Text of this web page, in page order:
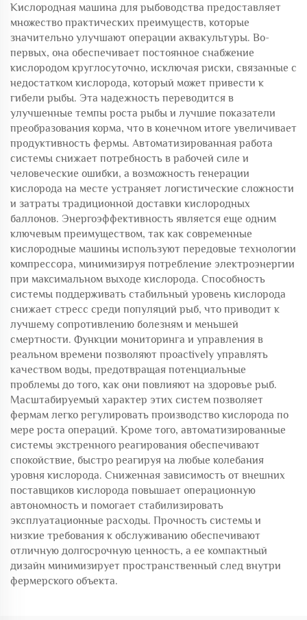
Кислородная машина для рыбоводства предоставляет
множество практических преимуществ, которые
значительно улучшают операции аквакультуры. Во-
первых, она обеспечивает постоянное снабжение
кислородом круглосуточно, исключая риски, связанные с
недостатком кислорода, который может привести к
гибели рыбы. Эта надежность переводится в
улучшенные темпы роста рыбы и лучшие показатели
преобразования корма, что в конечном итоге увеличивает
продуктивность фермы. Автоматизированная работа
системы снижает потребность в рабочей силе и
человеческие ошибки, а возможность генерации
кислорода на месте устраняет логистические сложности
и затраты традиционной доставки кислородных
баллонов. Энергоэффективность является еще одним
ключевым преимуществом, так как современные
кислородные машины используют передовые технологии
компрессора, минимизируя потребление электроэнергии
при максимальном выходе кислорода. Способность
системы поддерживать стабильный уровень кислорода
снижает стресс среди популяций рыб, что приводит к
лучшему сопротивлению болезням и меньшей
смертности. Функции мониторинга и управления в
реальном времени позволяют проactively управлять
качеством воды, предотвращая потенциальные
проблемы до того, как они повлияют на здоровье рыб.
Масштабируемый характер этих систем позволяет
фермам легко регулировать производство кислорода по
мере роста операций. Кроме того, автоматизированные
системы экстренного реагирования обеспечивают
спокойствие, быстро реагируя на любые колебания
уровня кислорода. Сниженная зависимость от внешних
поставщиков кислорода повышает операционную
автономность и помогает стабилизировать
эксплуатационные расходы. Прочность системы и
низкие требования к обслуживанию обеспечивают
отличную долгосрочную ценность, а ее компактный
дизайн минимизирует пространственный след внутри
фермерского объекта.